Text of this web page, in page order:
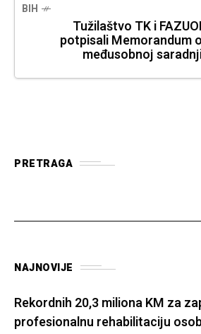
BIH
Tužilaštvo TK i FAZUOI
potpisali Memorandum o
međusobnoj
PRETRAGA
NAJNOVIJE
Rekordnih 20,3 miliona KM za
profesionalnu rehabilitaciju